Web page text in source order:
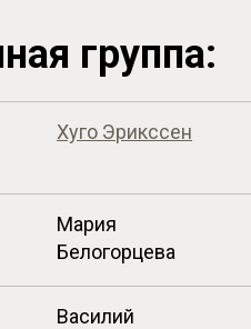
группа:
Хуго Эрикссен
Мария
Белогорцева
Василий